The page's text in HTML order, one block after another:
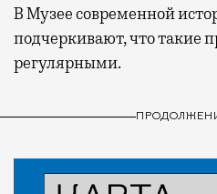
В Музее современной
подчеркивают, что такие
регулярными.